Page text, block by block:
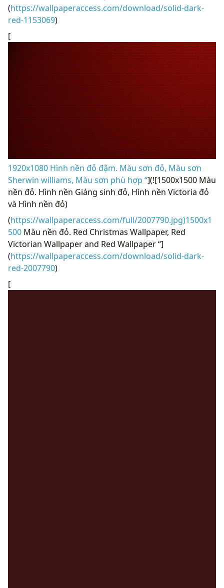
(https://wallpaperaccess.com/download/solid-dark-
red-1153069)
[
1920x1080 Hình nền đỏ đậm. Màu sơn đỏ, Màu sơn
Sherwin williams, Màu sơn phù hợp “](![1500x1500 Màu
nền đỏ. Hình nền Giáng sinh đỏ, Hình nền Victoria đỏ
và Hình nền đỏ)
(https://wallpaperaccess.com/full/2007790.jpg)1500x1
500 Màu nền đỏ. Red Christmas Wallpaper, Red
Victorian Wallpaper and Red Wallpaper “]
(https://wallpaperaccess.com/download/solid-dark-
red-2007790)
[